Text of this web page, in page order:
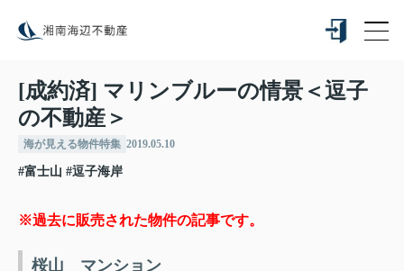
[成約済] マリンブルーの情景＜逗子
の不動産＞
海が見える物件特集 2019.05.10
#富士山 #逗子海岸
※過去に販売された物件の記事です。
桜山 マンション